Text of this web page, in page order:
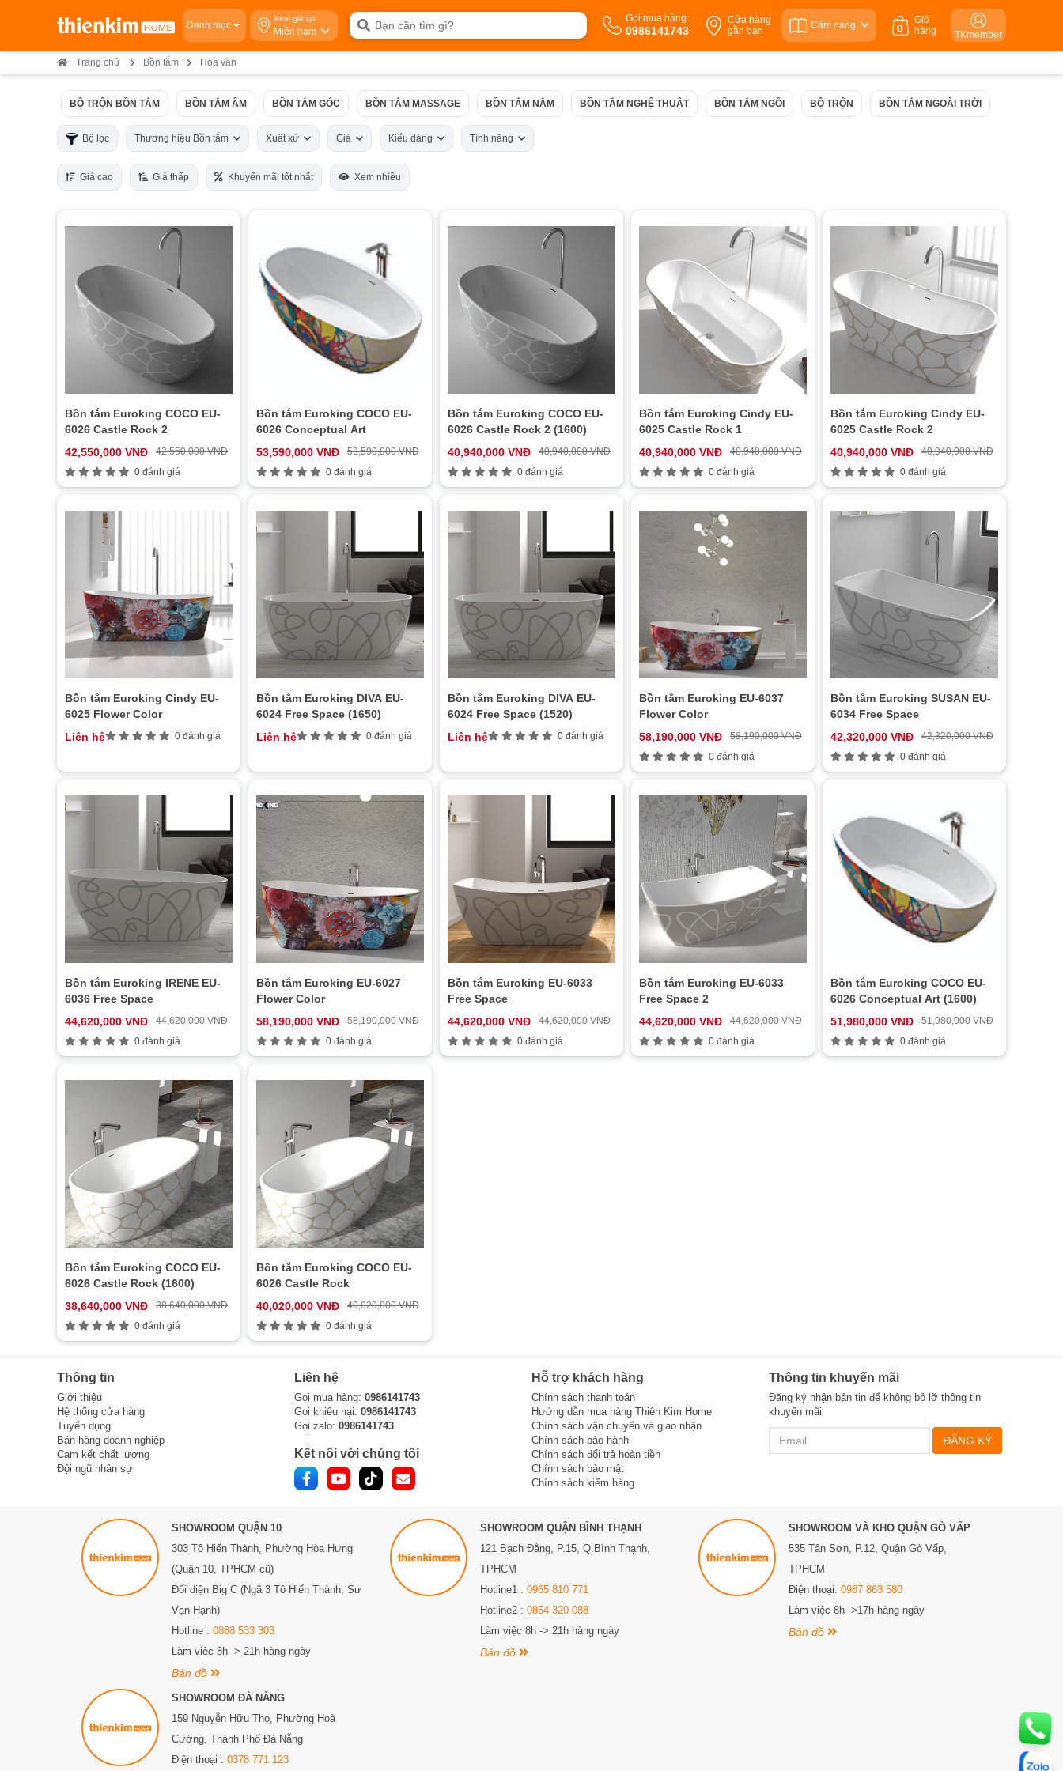
Danh mục
Xem giá tại
Miền nam
Gọi mua hàng
0986141743
Cửa hàng
gần bạn
Cẩm nang
Giỏ
hàng
0 TKmember
Trang chủ Bồn tắm Hoa văn
BỘ TRỘN BỒN TẮM BỒN TẮM ÂM BỒN TẮM GÓC BỒN TẮM MASSAGE BỒN TẮM NẰM BỒN TẮM NGHỆ THUẬT BỒN TẮM NGỒI BỘ TRỘN BỒN TẮM NGOÀI TRỜI
Bộ lọc Thương hiệu Bồn tắm Xuất xứ Giá Kiểu dáng Tính năng
Giá cao Giá thấp Khuyến mãi tốt nhất Xem nhiều
Bồn tắm Euroking COCO EU-
6026 Castle Rock 2
42,550,000 VNĐ
42,550,000 VNĐ
0 đánh giá
Bồn tắm Euroking COCO EU-
6026 Conceptual Art
53,590,000 VNĐ
53,590,000 VNĐ
0 đánh giá
Bồn tắm Euroking COCO EU-
6026 Castle Rock 2 (1600)
40,940,000 VNĐ
40,940,000 VNĐ
0 đánh giá
Bồn tắm Euroking Cindy EU-
6025 Castle Rock 1
40,940,000 VNĐ
40,940,000 VNĐ
0 đánh giá
Bồn tắm Euroking Cindy EU-
6025 Castle Rock 2
40,940,000 VNĐ
40,940,000 VNĐ
0 đánh giá
Bồn tắm Euroking Cindy EU-
6025 Flower Color
Liên hệ
0 đánh giá
Bồn tắm Euroking DIVA EU-
6024 Free Space (1650)
Liên hệ
0 đánh giá
Bồn tắm Euroking DIVA EU-
6024 Free Space (1520)
Liên hệ
0 đánh giá
Bồn tắm Euroking EU-6037
Flower Color
58,190,000 VNĐ
58,190,000 VNĐ
0 đánh giá
Bồn tắm Euroking SUSAN EU-
6034 Free Space
42,320,000 VNĐ
42,320,000 VNĐ
0 đánh giá
Bồn tắm Euroking IRENE EU-
6036 Free Space
44,620,000 VNĐ
44,620,000 VNĐ
0 đánh giá
Bồn tắm Euroking EU-6027
Flower Color
58,190,000 VNĐ
58,190,000 VNĐ
0 đánh giá
Bồn tắm Euroking EU-6033
Free Space
44,620,000 VNĐ
44,620,000 VNĐ
0 đánh giá
Bồn tắm Euroking EU-6033
Free Space 2
44,620,000 VNĐ
44,620,000 VNĐ
0 đánh giá
Bồn tắm Euroking COCO EU-
6026 Conceptual Art (1600)
51,980,000 VNĐ
51,980,000 VNĐ
0 đánh giá
Bồn tắm Euroking COCO EU-
6026 Castle Rock (1600)
38,640,000 VNĐ
38,640,000 VNĐ
0 đánh giá
Bồn tắm Euroking COCO EU-
6026 Castle Rock
40,020,000 VNĐ
40,020,000 VNĐ
0 đánh giá
Thông tin
Giới thiệu
Hệ thống cửa hàng
Tuyển dụng
Bán hàng doanh nghiệp
Cam kết chất lượng
Đội ngũ nhân sự
Liên hệ
Gọi mua hàng: 0986141743
Gọi khiếu nại: 0986141743
Gọi zalo: 0986141743
Kết nối với chúng tôi
Hỗ trợ khách hàng
Chính sách thanh toán
Hướng dẫn mua hàng Thiên Kim Home
Chính sách vận chuyển và giao nhận
Chính sách bảo hành
Chính sách đổi trả hoàn tiền
Chính sách bảo mật
Chính sách kiểm hàng
Thông tin khuyến mãi
Đăng ký nhận bản tin để không bỏ lỡ thông tin
khuyến mãi
ĐĂNG KÝ
SHOWROOM QUẬN 10
303 Tô Hiến Thành, Phường Hòa Hưng
(Quận 10, TPHCM cũ)
Đối diện Big C (Ngã 3 Tô Hiến Thành, Sư
Vạn Hạnh)
Hotline : 0888 533 303
Làm việc 8h -> 21h hàng ngày
Bản đồ
SHOWROOM QUẬN BÌNH THẠNH
121 Bạch Đằng, P.15, Q.Bình Thạnh,
TPHCM
Hotline1 : 0965 810 771
Hotline2 : 0854 320 088
Làm việc 8h -> 21h hàng ngày
Bản đồ
SHOWROOM VÀ KHO QUẬN GÒ VẤP
535 Tân Sơn, P.12, Quận Gò Vấp,
TPHCM
Điện thoại: 0987 863 580
Làm việc 8h ->17h hàng ngày
Bản đồ
SHOWROOM ĐÀ NẴNG
159 Nguyễn Hữu Thọ, Phường Hoà
Cường, Thành Phố Đà Nẵng
Điện thoại : 0378 771 123